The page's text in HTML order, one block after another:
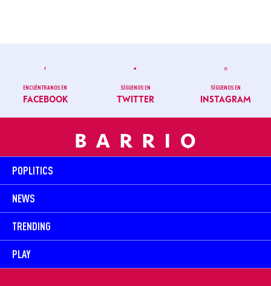
ENCUÉNTRANOS EN
FACEBOOK
SÍGUENOS EN
TWITTER
SÍGUENOS EN
INSTAGRAM
POPLITICS
NEWS
TRENDING
PLAY